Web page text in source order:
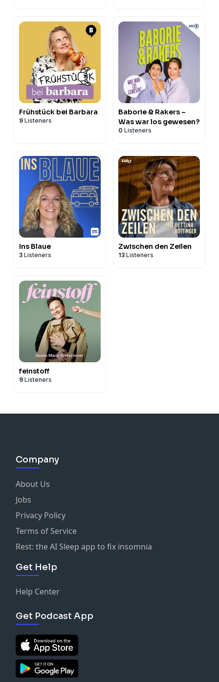
Frühstück bei Barbara
9 Listeners
Baborie & Rakers –
Was war los gewesen?
0 Listeners
Ins Blaue
3 Listeners
Zwischen den Zeilen
13 Listeners
feinstoff
9 Listeners
Company
About Us
Jobs
Privacy Policy
Terms of Service
Rest: the AI Sleep app to fix insomnia
Get Help
Help Center
Get Podcast App